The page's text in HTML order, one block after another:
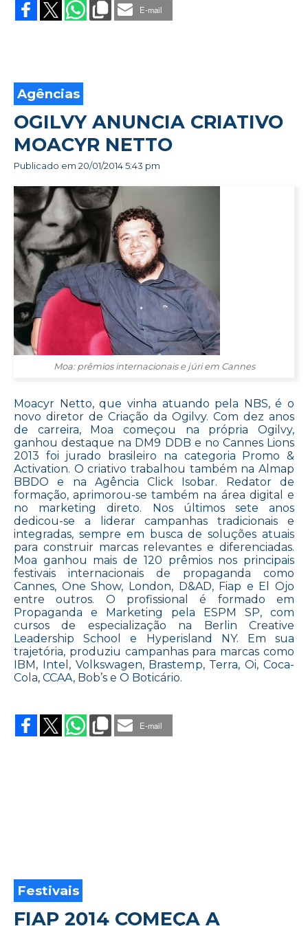
DE
INÍCIO
RESOLVE
E-mail
Agências
OGILVY ANUNCIA CRIATIVO
MOACYR NETTO
Publicado em 20/01/2014 5:43 pm
Moa: prêmios internacionais e júri em Cannes
Moacyr Netto, que vinha atuando pela NBS, é o
novo diretor de Criação da Ogilvy. Com dez anos
de carreira, Moa começou na própria Ogilvy,
ganhou destaque na DM9 DDB e no Cannes Lions
2013 foi jurado brasileiro na categoria Promo &
Activation. O criativo trabalhou também na Almap
BBDO e na Agência Click Isobar. Redator de
formação, aprimorou-se também na área digital e
no marketing direto. Nos últimos sete anos
dedicou-se a liderar campanhas tradicionais e
integradas, sempre em busca de soluções atuais
para construir marcas relevantes e diferenciadas.
Moa ganhou mais de 120 prêmios nos principais
festivais internacionais de propaganda como
Cannes, One Show, London, D&AD, Fiap e El Ojo
entre outros. O profissional é formado em
Propaganda e Marketing pela ESPM SP, com
cursos de especialização na Berlin Creative
Leadership School e Hyperisland NY. Em sua
trajetória, produziu campanhas para marcas como
IBM, Intel, Volkswagen, Brastemp, Terra, Oi, Coca-
Cola, CCAA, Bob’s e O Boticário.
ANUNCIA
CRIATIVO
E-mail
Festivais
FIAP 2014 COMEÇA A